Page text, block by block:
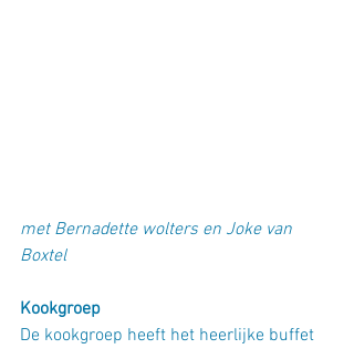
met Bernadette wolters en Joke van
Boxtel
Kookgroep
De kookgroep heeft het heerlijke buffet